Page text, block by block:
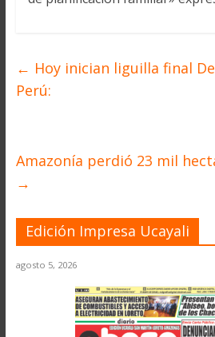
← Hoy inician liguilla final
Perú:
Amazonía perdió 23 mil
→
Edición Impresa Ucayali
agosto 5, 2026